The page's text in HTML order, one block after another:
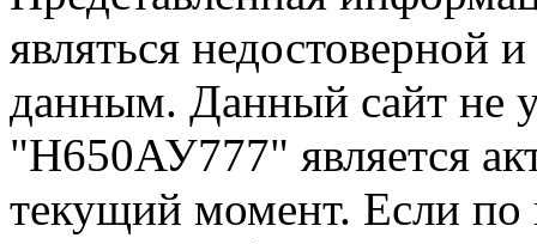
являться недостоверной
данным. Данный сайт не
"Н650АУ777" является
текущий момент. Если